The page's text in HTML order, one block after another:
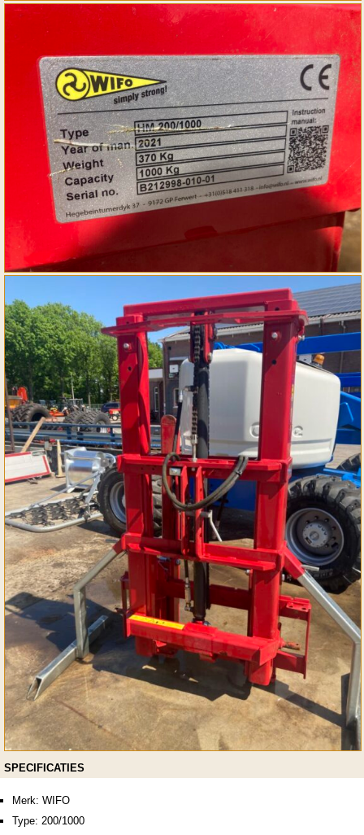
SPECIFICATIES
Merk: WIFO
Type: 200/1000